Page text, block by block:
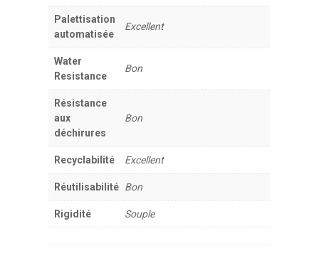
Palettisation
automatisée
Excellent
Water
Resistance
Bon
Résistance
aux
déchirures
Bon
Recyclabilité Excellent
Réutilisabilité Bon
Rigidité Souple